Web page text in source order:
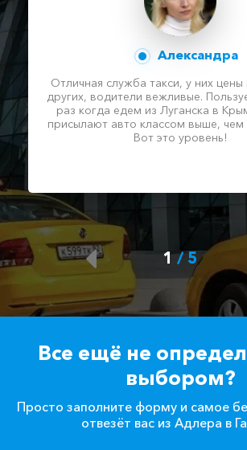
Александра
Отличная служба такси, у них
других, водители вежливые.
раз когда едем из Луганска в
присылают авто классом выше, чем
Вот это уровень!
1/ 5
Все ещё не
выбором?
Просто заполните форму и самое
отвезёт вас из Адлера в